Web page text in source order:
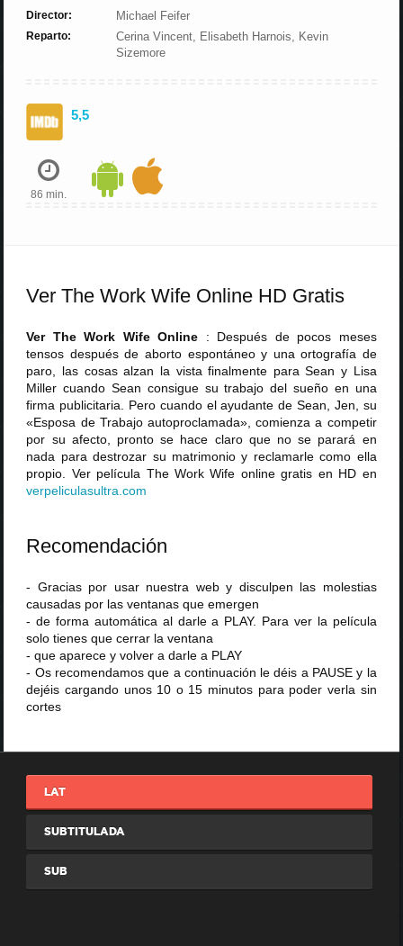
Director: Michael Feifer
Reparto:
Cerina Vincent, Elisabeth Harnois, Kevin
Sizemore
5,5
86 min.
Ver The Work Wife Online HD Gratis
Ver The Work Wife Online : Después de pocos meses
tensos después de aborto espontáneo y una ortografía de
paro, las cosas alzan la vista finalmente para Sean y Lisa
Miller cuando Sean consigue su trabajo del sueño en una
firma publicitaria. Pero cuando el ayudante de Sean, Jen, su
«Esposa de Trabajo autoproclamada», comienza a competir
por su afecto, pronto se hace claro que no se parará en
nada para destrozar su matrimonio y reclamarle como ella
propio. Ver película The Work Wife online gratis en HD en
verpeliculasultra .com
Recomendación
- Gracias por usar nuestra web y disculpen las molestias
causadas por las ventanas que emergen
- de forma automática al darle a PLAY. Para ver la película
solo tienes que cerrar la ventana
- que aparece y volver a darle a PLAY
- Os recomendamos que a continuación le déis a PAUSE y la
dejéis cargando unos 10 o 15 minutos para poder verla sin
cortes
LAT
SUBTITULADA
SUB